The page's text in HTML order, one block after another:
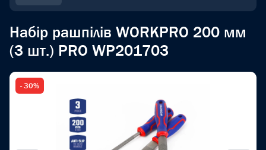
Набір рашпілів WORKPRO 200 мм
(3 шт.) PRO WP201703
- 30%